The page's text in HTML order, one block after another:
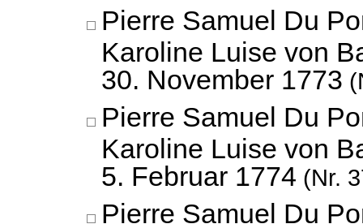
Pierre Samuel Du
Karoline Luise von
30. November 1773
Pierre Samuel Du
Karoline Luise von
5. Februar 1774 (Nr.
Pierre Samuel Du